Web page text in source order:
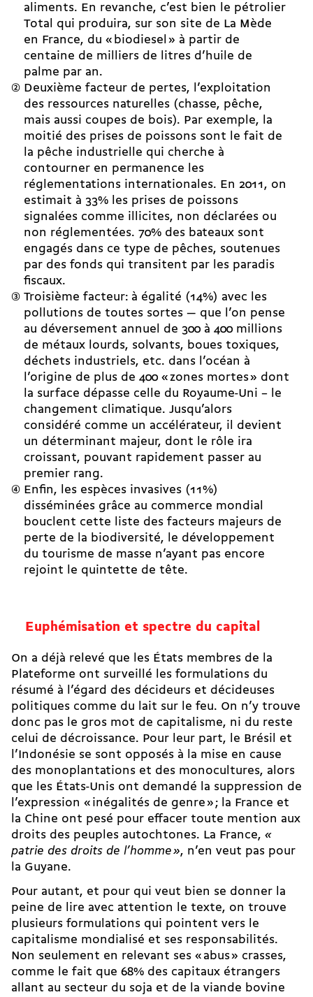
aliments. En revanche, c’est bien le pétrolier
Total qui produira, sur son site de La Mède
en France, du « biodiesel » à partir de
centaine de milliers de litres d’huile de
palme par an.
Deuxième facteur de pertes, l’exploitation
des ressources naturelles (chasse, pêche,
mais aussi coupes de bois). Par exemple, la
moitié des prises de poissons sont le fait de
la pêche industrielle qui cherche à
contourner en permanence les
réglementations internationales. En 2011, on
estimait à 33% les prises de poissons
signalées comme illicites, non déclarées ou
non réglementées. 70% des bateaux sont
engagés dans ce type de pêches, soutenues
par des fonds qui transitent par les paradis
fiscaux.
Troisième facteur: à égalité (14%) avec les
pollutions de toutes sortes — que l’on pense
au déversement annuel de 300 à 400 millions
de métaux lourds, solvants, boues toxiques,
déchets industriels, etc. dans l’océan à
l’origine de plus de 400 « zones mortes » dont
la surface dépasse celle du Royaume-Uni – le
changement climatique. Jusqu’alors
considéré comme un accélérateur, il devient
un déterminant majeur, dont le rôle ira
croissant, pouvant rapidement passer au
premier rang.
Enfin, les espèces invasives (11%)
disséminées grâce au commerce mondial
bouclent cette liste des facteurs majeurs de
perte de la biodiversité, le développement
du tourisme de masse n’ayant pas encore
rejoint le quintette de tête.
Euphémisation et spectre du capital
On a déjà relevé que les États membres de la
Plateforme ont surveillé les formulations du
résumé à l’égard des décideurs et décideuses
politiques comme du lait sur le feu. On n’y trouve
donc pas le gros mot de capitalisme, ni du reste
celui de décroissance. Pour leur part, le Brésil et
l’Indonésie se sont opposés à la mise en cause
des monoplantations et des monocultures, alors
que les États-Unis ont demandé la suppression de
l’expression « inégalités de genre » ; la France et
la Chine ont pesé pour effacer toute mention aux
droits des peuples autochtones. La France, «
patrie des droits de l’homme », n’en veut pas pour
la Guyane.
Pour autant, et pour qui veut bien se donner la
peine de lire avec attention le texte, on trouve
plusieurs formulations qui pointent vers le
capitalisme mondialisé et ses responsabilités.
Non seulement en relevant ses « abus » crasses,
comme le fait que 68% des capitaux étrangers
allant au secteur du soja et de la viande bovine